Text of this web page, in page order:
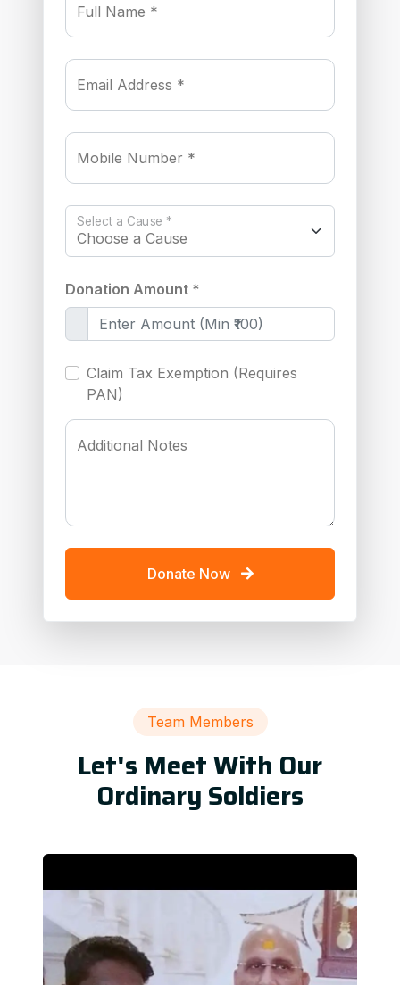
Full Name *
Email Address *
Mobile Number *
Select a Cause *
Donation Amount *
Claim Tax Exemption (Requires
PAN)
Additional Notes
Donate Now
Team Members
Let's Meet With Our
Ordinary Soldiers